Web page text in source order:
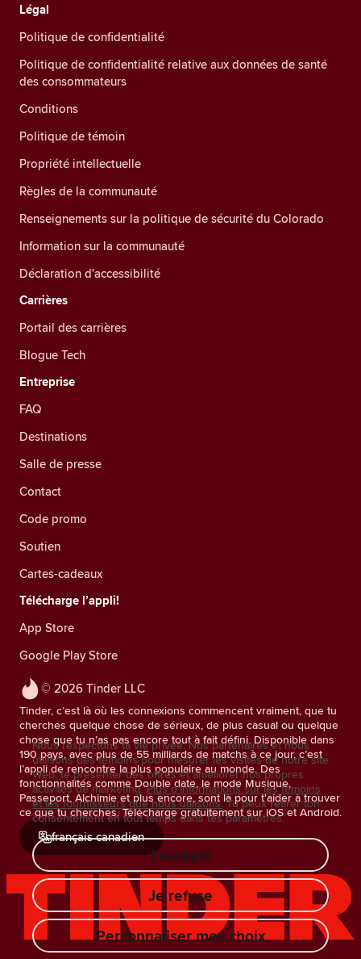
© 2026 Tinder LLC
Tinder, c’est là où les connexions commencent vraiment, que tu
cherches quelque chose de sérieux, de plus casual ou quelque
chose que tu n’as pas encore tout à fait défini. Disponible dans
190 pays, avec plus de 55 milliards de matchs à ce jour, c’est
l’appli de rencontre la plus populaire au monde. Des
fonctionnalités comme Double date, le mode Musique,
Passeport, Alchimie et plus encore, sont là pour t'aider à trouver
ce que tu cherches. Télécharge gratuitement sur iOS et Android.
français canadien
Légal
Politique de confidentialité
Politique de confidentialité relative aux données de santé
des consommateurs
Conditions
Politique de témoin
Propriété intellectuelle
Règles de la communauté
Renseignements sur la politique de sécurité du Colorado
Information sur la communauté
Déclaration d'accessibilité
Carrières
Portail des carrières
Blogue Tech
Entreprise
FAQ
Destinations
Salle de presse
Contact
Code promo
Soutien
Cartes-cadeaux
Télécharge l’appli!
App Store
Google Play Store
Nous respectons ta vie privée. Nos partenaires et nous
utilisons des témoins pour mesurer les visites de notre site
Web, te présenter des offres et améliorer nos propres
activités de marketing. Plus d'informations sur les témoins
et les fournisseurs que nous utilisons. Tu peux retirer ton
consentement en tout temps dans tes paramètres.
J'accepte
Je refuse
Personnaliser mes choix